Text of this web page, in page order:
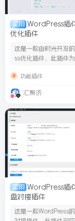
实用 WordPress插
优化插件
这是一款由时光开发
ss优化插件，此插件为
功能插件
汇聚访
实用 WordPress插
盘对接插件
这是一款WordPress